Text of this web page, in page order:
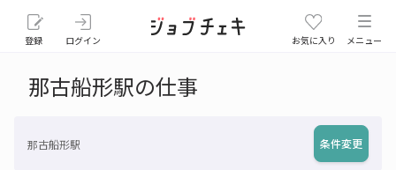
登録 ログイン お気に入り メニュー
那古船形駅の仕事
那古船形駅 条件変更